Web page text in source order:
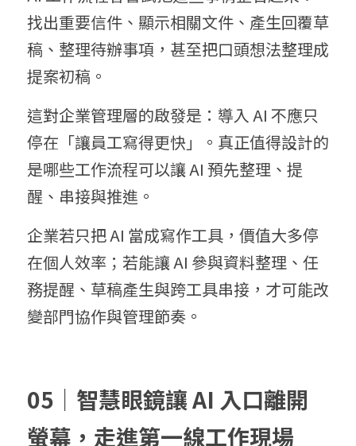
找出重要信件、顯示相關文件、產生回覆草
稿、整理待辦事項，甚至把口頭想法整理成
提案初稿。
這對企業管理層的啟發是：導入 AI 不應只
停在「讓員工寫得更快」。真正值得設計的
是哪些工作流程可以讓 AI 預先整理、提
醒、串接與推進。
企業若只把 AI 當成寫作工具，價值大多停
在個人效率；若能讓 AI 參與資料整理、任
務提醒、草稿產生與跨工具串接，才可能改
變部門協作與管理節奏。
05｜智慧眼鏡讓 AI 入口離開
螢幕，走進第一線工作現場